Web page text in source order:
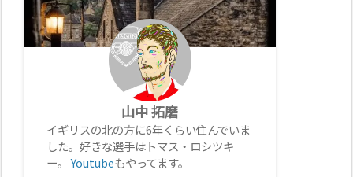
山中 拓磨
イギリスの北の方に6年くらい住んでいま
した。好きな選手はトマス・ロシツキ
ー。Youtubeもやってます。